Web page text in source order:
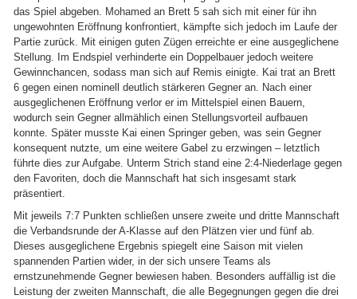
das Spiel abgeben. Mohamed an Brett 5 sah sich mit einer für ihn
ungewohnten Eröffnung konfrontiert, kämpfte sich jedoch im Laufe der
Partie zurück. Mit einigen guten Zügen erreichte er eine ausgeglichene
Stellung. Im Endspiel verhinderte ein Doppelbauer jedoch weitere
Gewinnchancen, sodass man sich auf Remis einigte. Kai trat an Brett
6 gegen einen nominell deutlich stärkeren Gegner an. Nach einer
ausgeglichenen Eröffnung verlor er im Mittelspiel einen Bauern,
wodurch sein Gegner allmählich einen Stellungsvorteil aufbauen
konnte. Später musste Kai einen Springer geben, was sein Gegner
konsequent nutzte, um eine weitere Gabel zu erzwingen – letztlich
führte dies zur Aufgabe. Unterm Strich stand eine 2:4-Niederlage gegen
den Favoriten, doch die Mannschaft hat sich insgesamt stark
präsentiert.
Mit jeweils 7:7 Punkten schließen unsere zweite und dritte Mannschaft
die Verbandsrunde der A-Klasse auf den Plätzen vier und fünf ab.
Dieses ausgeglichene Ergebnis spiegelt eine Saison mit vielen
spannenden Partien wider, in der sich unsere Teams als
ernstzunehmende Gegner bewiesen haben. Besonders auffällig ist die
Leistung der zweiten Mannschaft, die alle Begegnungen gegen die drei